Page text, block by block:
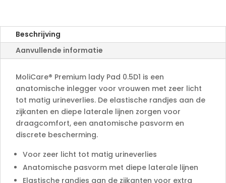
a
t
Beschrijving
Aanvullende informatie
MoliCare® Premium lady Pad 0.5D1 is een
anatomische inlegger voor vrouwen met zeer licht
tot matig urineverlies. De elastische randjes aan de
zijkanten en diepe laterale lijnen zorgen voor
draagcomfort, een anatomische pasvorm en
discrete bescherming.
Voor zeer licht tot matig urineverlies
Anatomische pasvorm met diepe laterale lijnen
Elastische randjes aan de zijkanten voor extra